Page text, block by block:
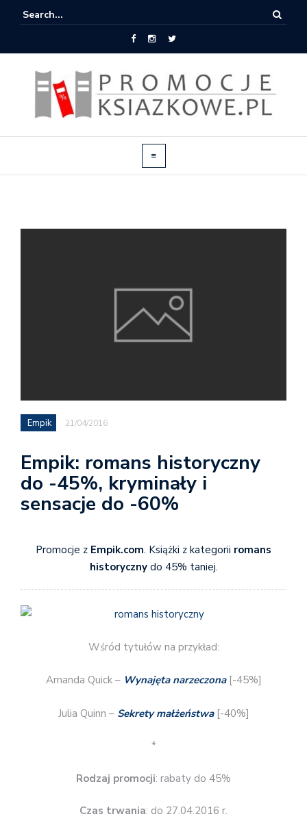
Empik 21/04/2016
Empik: romans historyczny
do -45%, kryminały i
sensacje do -60%
Promocje z Empik.com. Książki z kategorii romans
historycznydo 45% taniej.
Wśród tytułów na przykład:
Amanda Quick – Wynajęta narzeczona[-45%]
Julia Quinn – Sekrety małżeństwa[-40%]
*
Rodzaj promocji: rabaty do 45%
Czas trwania: do 27.04.2016 r.